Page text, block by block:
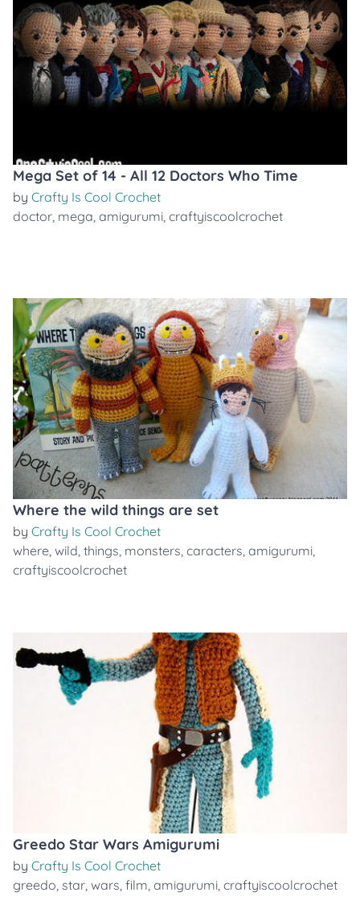
Mega Set of 14 - All 12 Doctors Who Time
by Crafty Is Cool Crochet
doctor, mega, amigurumi, craftyiscoolcrochet
Where the wild things are set
by Crafty Is Cool Crochet
where, wild, things, monsters, caracters, amigurumi,
craftyiscoolcrochet
Greedo Star Wars Amigurumi
by Crafty Is Cool Crochet
greedo, star, wars, film, amigurumi, craftyiscoolcrochet